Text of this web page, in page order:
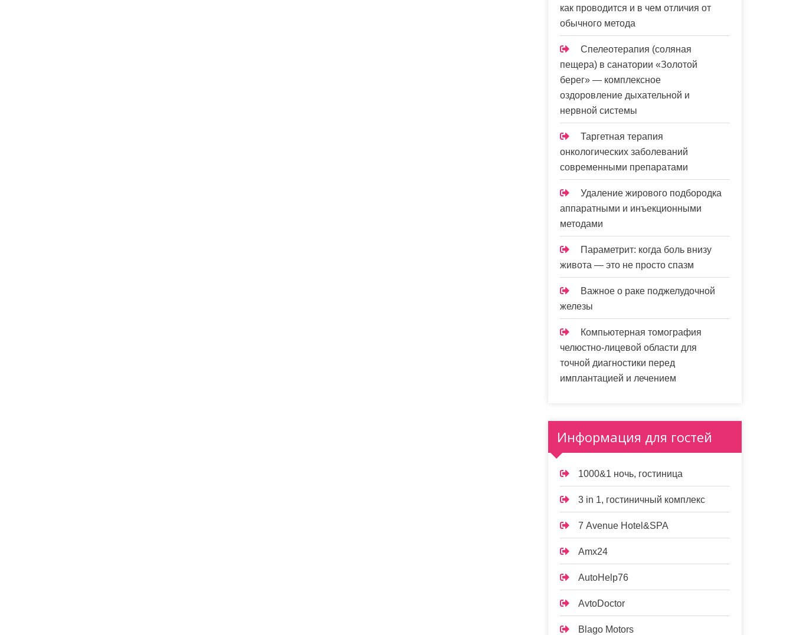
как проводится и в чем отличия от
обычного метода
Спелеотерапия (соляная
пещера) в санатории «Золотой
берег» — комплексное
оздоровление дыхательной и
нервной системы
Таргетная терапия
онкологических заболеваний
современными препаратами
Удаление жирового подбородка
аппаратными и инъекционными
методами
Параметрит: когда боль внизу
живота — это не просто спазм
Важное о раке поджелудочной
железы
Компьютерная томография
челюстно-лицевой области для
точной диагностики перед
имплантацией и лечением
Информация для гостей
1000&1 ночь, гостиница
3 in 1, гостиничный комплекс
7 Avenue Hotel&SPA
Amx24
AutoHelp76
AvtoDoctor
Blago Motors